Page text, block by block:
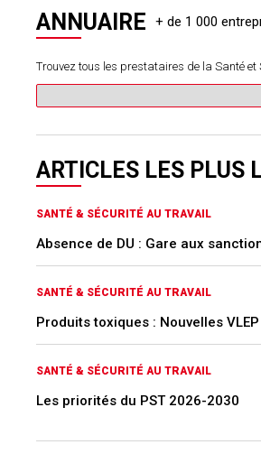
ANNUAIRE
Trouvez tous les prestataires de la Santé et
ARTICLES LES PLUS
SANTÉ & SÉCURITÉ AU TRAVAIL
Absence de DU : Gare aux
SANTÉ & SÉCURITÉ AU TRAVAIL
Produits toxiques : Nouvelles VLEP
SANTÉ & SÉCURITÉ AU TRAVAIL
Les priorités du PST 2026-2030